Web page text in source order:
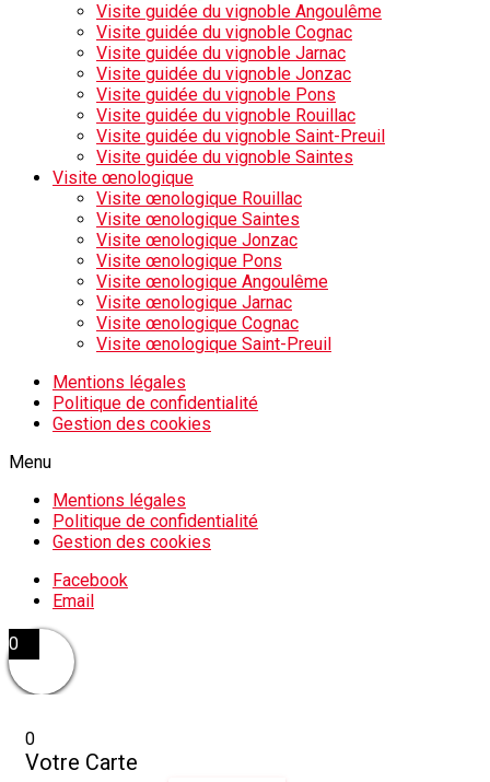
Visite guidée du vignoble Angoulême
Visite guidée du vignoble Cognac
Visite guidée du vignoble Jarnac
Visite guidée du vignoble Jonzac
Visite guidée du vignoble Pons
Visite guidée du vignoble Rouillac
Visite guidée du vignoble Saint-Preuil
Visite guidée du vignoble Saintes
Visite œnologique
Visite œnologique Rouillac
Visite œnologique Saintes
Visite œnologique Jonzac
Visite œnologique Pons
Visite œnologique Angoulême
Visite œnologique Jarnac
Visite œnologique Cognac
Visite œnologique Saint-Preuil
Mentions légales
Politique de confidentialité
Gestion des cookies
Menu
Mentions légales
Politique de confidentialité
Gestion des cookies
Facebook
Email
0
0
Votre Carte